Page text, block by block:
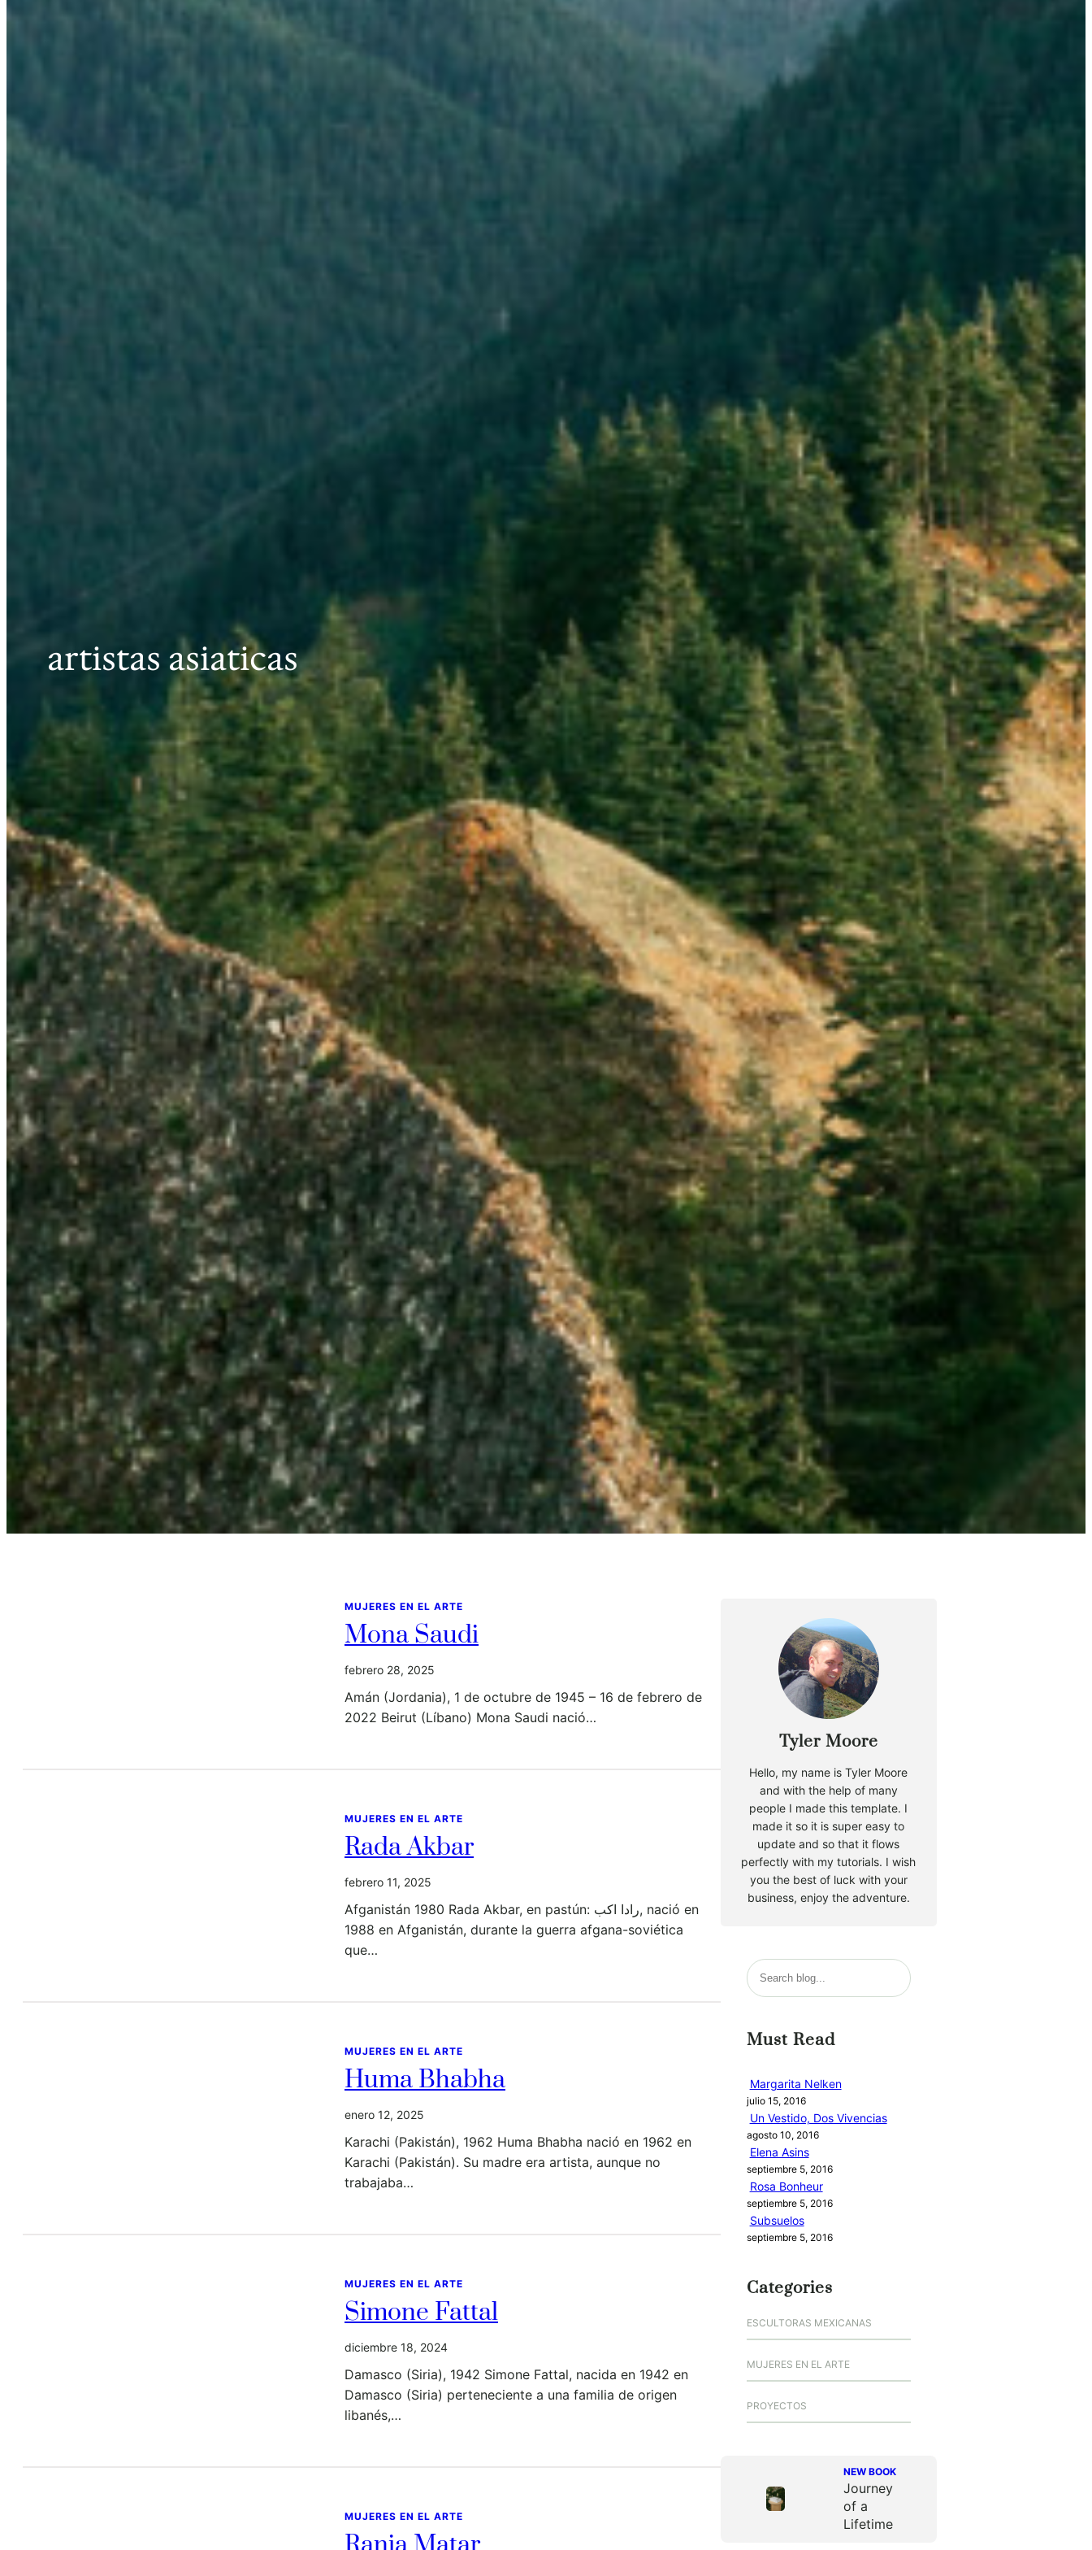
artistas asiaticas
MUJERES EN EL ARTE
Mona Saudi
febrero 28, 2025
Amán (Jordania), 1 de octubre de 1945 – 16 de febrero de
2022 Beirut (Líbano) Mona Saudi nació…
MUJERES EN EL ARTE
Rada Akbar
febrero 11, 2025
Afganistán 1980 Rada Akbar, en pastún: رادا اکب‎, nació en
1988 en Afganistán, durante la guerra afgana-soviética
que…
MUJERES EN EL ARTE
Huma Bhabha
enero 12, 2025
Karachi (Pakistán), 1962 Huma Bhabha nació en 1962 en
Karachi (Pakistán). Su madre era artista, aunque no
trabajaba…
MUJERES EN EL ARTE
Simone Fattal
diciembre 18, 2024
Damasco (Siria), 1942 Simone Fattal, nacida en 1942 en
Damasco (Siria) perteneciente a una familia de origen
libanés,…
MUJERES EN EL ARTE
Tyler Moore
Hello, my name is Tyler Moore
and with the help of many
people I made this template. I
made it so it is super easy to
update and so that it flows
perfectly with my tutorials. I wish
you the best of luck with your
business, enjoy the adventure.
B
u
c
r
Must Read
Margarita Nelken
julio 15, 2016
Un Vestido, Dos Vivencias
agosto 10, 2016
Elena Asins
septiembre 5, 2016
Rosa Bonheur
septiembre 5, 2016
Subsuelos
septiembre 5, 2016
Categories
ESCULTORAS MEXICANAS
MUJERES EN EL ARTE
PROYECTOS
NEW BOOK
Journey
of a
Lifetime